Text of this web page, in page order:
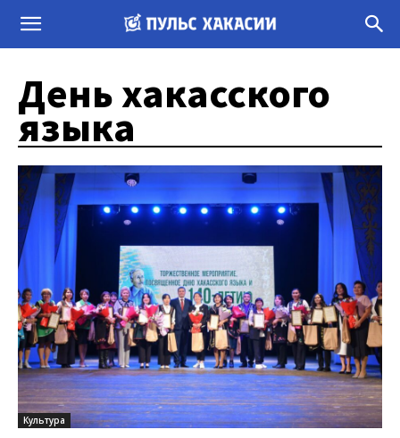
День хакасского
языка
Культура